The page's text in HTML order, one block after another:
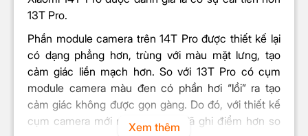
Google Lens
Chụp hẹn giờ
Chế độ đạo diễn
Chạm để chụp ảnh
Chuyên nghiệp (Pro)
Bộ lọc màu
AI Camera
13T Pro.
Phần module camera trên 14T Pro được thiết kế lại
có dạng phẳng hơn, trùng với màu mặt lưng, tạo
cảm giác liền mạch hơn. So với 13T Pro có cụm
module camera màu đen có phần hơi “lồi” ra tạo
cảm giác không được gọn gàng. Do đó, với thiết kế
cụm camera mới này, 14T Pro đã ghi điểm hơn so
Xem thêm